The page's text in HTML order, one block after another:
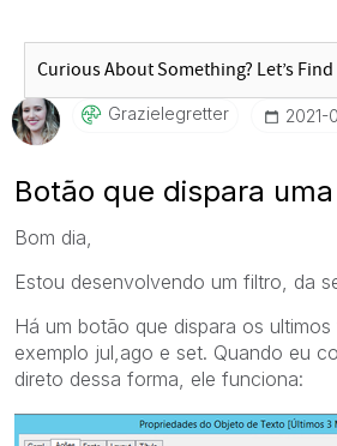
Grazielegretter ‎2021-
Botão que dispara
Bom dia,
Estou desenvolvendo um filtro, da
Há um botão que dispara os
exemplo jul,ago e set. Quando eu
direto dessa forma, ele funciona: